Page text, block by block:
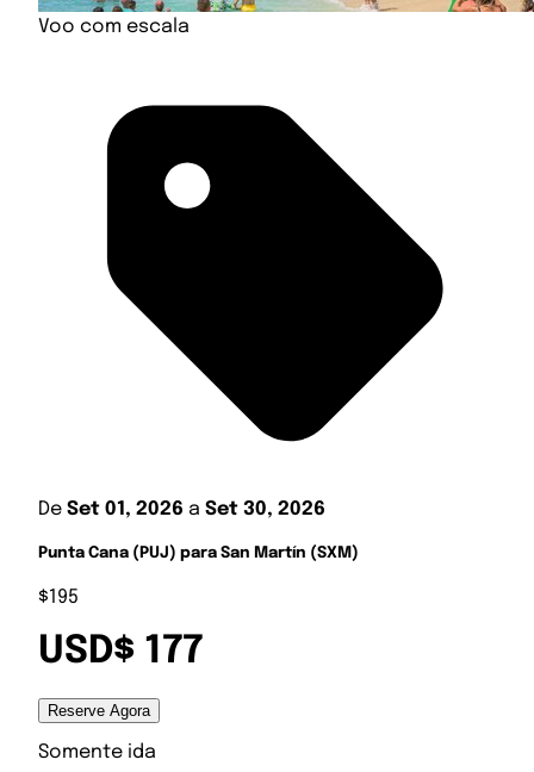
Voo com escala
De Set 01, 2026 a Set 30, 2026
Punta Cana (PUJ) para San Martín (SXM)
$195
USD$ 177
Reserve Agora
Somente ida